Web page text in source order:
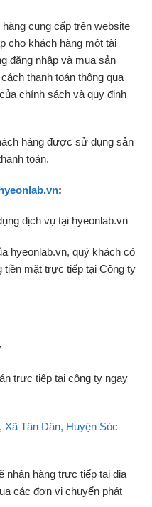
cung cấp trên website
cho khách hàng một tài
đăng nhập và mua sản
thanh toán thông qua
chính sách và quy định
hàng được sử dụng sản
toán.
:
dịch vụ tại hyeonlab.vn
hyeonlab.vn, quý khách có
tiền mặt trực tiếp tại Công ty
trực tiếp tại công ty ngay
Xã Tân Dân, Huyện Sóc
nhận hàng trực tiếp tại địa
các đơn vị chuyển phát